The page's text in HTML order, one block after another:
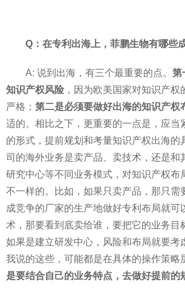
Q：在专利出海上，菲鹏生物有哪些
A: 说到出海，有三个最重要的点。 第
知识产权风险 ，因为欧美国家对知识产权
严格； 第二是必须要做好出海的知识产权
适的。相比之下，更重要的一点是，应当
的形式，提前规划和考量知识产权出海的
司的海外业务是卖产品、卖技术，还是和
研究中心等不同业务模式，对知识产权布
不一样的。比如，如果只卖产品，那只需
成竞争的厂家的生产地做好专利布局就可
术，那要看到底卖给谁，要把它的业务目
如果是建立研发中心，风险和布局就要考
我说的这些，可能都是在具体的操作策略
是要结合自己的业务特点，去做好提前的